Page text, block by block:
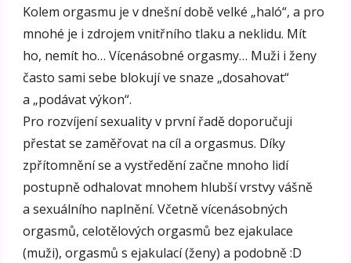
Kolem orgasmu je v dnešní době velké „haló“, a pro
mnohé je i zdrojem vnitřního tlaku a neklidu. Mít
ho, nemít ho… Vícenásobné orgasmy… Muži i ženy
často sami sebe blokují ve snaze „dosahovat“
a „podávat výkon“.
Pro rozvíjení sexuality v první řadě doporučuji
přestat se zaměřovat na cíl a orgasmus. Díky
zpřítomnění se a vystředění začne mnoho lidí
postupně odhalovat mnohem hlubší vrstvy vášně
a sexuálního naplnění. Včetně vícenásobných
orgasmů, celotělových orgasmů bez ejakulace
(muži), orgasmů s ejakulací (ženy) a podobně :D